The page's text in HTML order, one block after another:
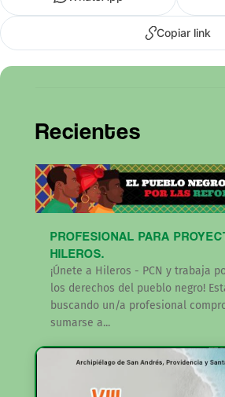
Copiar link
Recientes
PROFESIONAL PARA
HILEROS.
¡Únete a Hileros - PCN y trabaja
los derechos del pueblo negro!
buscando un/a profesional
sumarse a...